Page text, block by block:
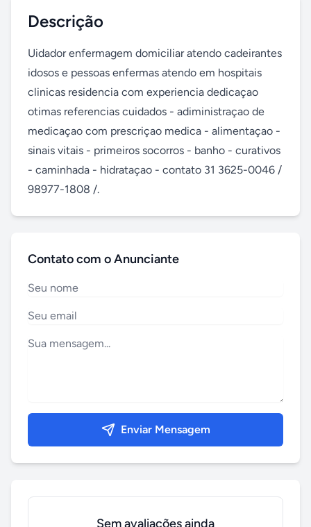
Descrição
Uidador enfermagem domiciliar atendo cadeirantes
idosos e pessoas enfermas atendo em hospitais
clinicas residencia com experiencia dedicaçao
otimas referencias cuidados - adiministraçao de
medicaçao com prescriçao medica - alimentaçao -
sinais vitais - primeiros socorros - banho - curativos
- caminhada - hidrataçao - contato 31 3625-0046 /
98977-1808 /.
Contato com o Anunciante
Enviar Mensagem
Sem avaliações ainda